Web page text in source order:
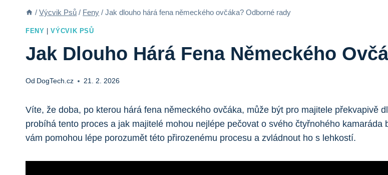
/ Výcvik Psů / Feny / Jak dlouho hárá fena německého ovčáka? Odborné rady
FENY |VÝCVIK PSŮ
Jak Dlouho Hárá Fena Německého
Od DogTech.cz 21. 2. 2026
Víte, že doba, po kterou hárá fena německého ovčáka, může být pro majitele překvapivě
probíhá tento proces a jak majitelé mohou nejlépe pečovat o svého čtyřnohého
vám pomohou lépe porozumět této přirozenému procesu a zvládnout ho s lehkostí.